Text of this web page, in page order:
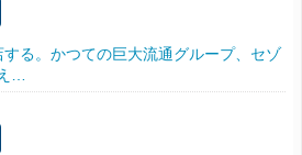
る。かつての巨大流通グループ、セゾ
…